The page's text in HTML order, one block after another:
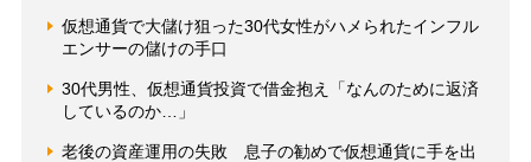
仮想通貨で大儲け狙った30代女性がハメられたインフル
エンサーの儲けの手口
30代男性、仮想通貨投資で借金抱え「なんのために返済
しているのか…」
老後の資産運用の失敗 息子の勧めで仮想通貨に手を出